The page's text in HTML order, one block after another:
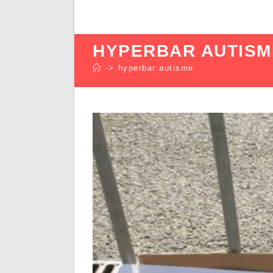
HYPERBAR
-> hyperbar autisme